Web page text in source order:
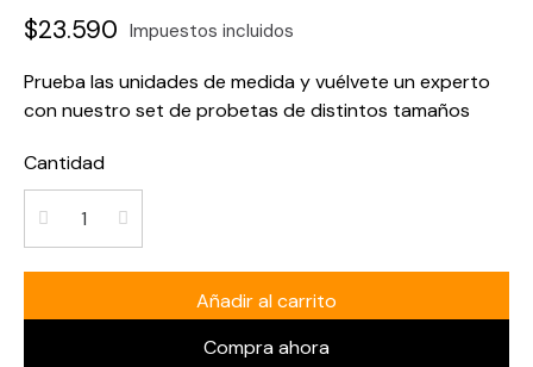
$23.590 Impuestos incluidos
Prueba las unidades de medida y vuélvete un experto
con nuestro set de probetas de distintos tamaños
Cantidad
Añadir al carrito
Compra ahora